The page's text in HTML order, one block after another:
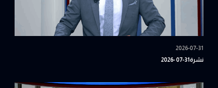
2026-07-31
نشرة31-07 -2026